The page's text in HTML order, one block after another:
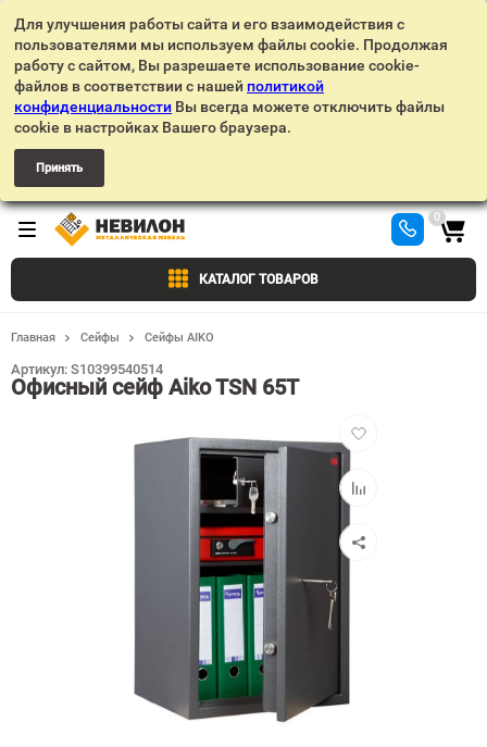
Для улучшения работы сайта и его взаимодействия с
пользователями мы используем файлы cookie. Продолжая
работу с сайтом, Вы разрешаете использование cookie-
файлов в соответствии с нашей политикой
конфиденциальности Вы всегда можете отключить файлы
cookie в настройках Вашего браузера.
Принять
КАТАЛОГ ТОВАРОВ
0
Главная Сейфы Сейфы AIKO
Офисный сейф Aiko TSN 65T
Артикул: S10399540514
Добавить
в
Добавить
к